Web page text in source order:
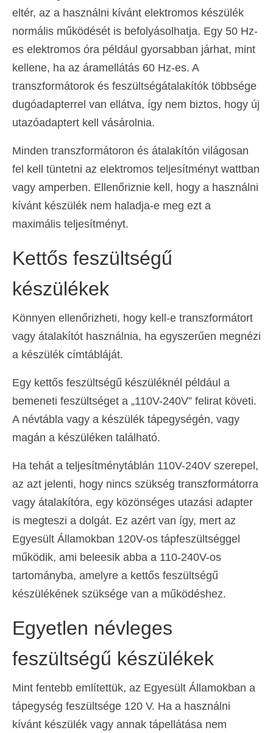
eltér, az a használni kívánt elektromos készülék
normális működését is befolyásolhatja. Egy 50 Hz-
es elektromos óra például gyorsabban járhat, mint
kellene, ha az áramellátás 60 Hz-es. A
transzformátorok és feszültségátalakítók többsége
dugóadapterrel van ellátva, így nem biztos, hogy új
utazóadaptert kell vásárolnia.
Minden transzformátoron és átalakítón világosan
fel kell tüntetni az elektromos teljesítményt wattban
vagy amperben. Ellenőriznie kell, hogy a használni
kívánt készülék nem haladja-e meg ezt a
maximális teljesítményt.
Kettős feszültségű
készülékek
Könnyen ellenőrizheti, hogy kell-e transzformátort
vagy átalakítót használnia, ha egyszerűen megnézi
a készülék címtábláját.
Egy kettős feszültségű készüléknél például a
bemeneti feszültséget a „110V-240V” felirat követi.
A névtábla vagy a készülék tápegységén, vagy
magán a készüléken található.
Ha tehát a teljesítménytáblán 110V-240V szerepel,
az azt jelenti, hogy nincs szükség transzformátorra
vagy átalakítóra, egy közönséges utazási adapter
is megteszi a dolgát. Ez azért van így, mert az
Egyesült Államokban 120V-os tápfeszültséggel
működik, ami beleesik abba a 110-240V-os
tartományba, amelyre a kettős feszültségű
készülékének szüksége van a működéshez.
Egyetlen névleges
feszültségű készülékek
Mint fentebb említettük, az Egyesült Államokban a
tápegység feszültsége 120 V. Ha a használni
kívánt készülék vagy annak tápellátása nem